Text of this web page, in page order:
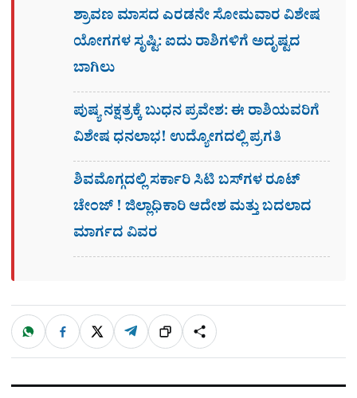
ಶ್ರಾವಣ ಮಾಸದ ಎರಡನೇ ಸೋಮವಾರ ವಿಶೇಷ
ಯೋಗಗಳ ಸೃಷ್ಟಿ: ಐದು ರಾಶಿಗಳಿಗೆ ಅದೃಷ್ಟದ
ಬಾಗಿಲು
ಪುಷ್ಯ ನಕ್ಷತ್ರಕ್ಕೆ ಬುಧನ ಪ್ರವೇಶ: ಈ ರಾಶಿಯವರಿಗೆ
ವಿಶೇಷ ಧನಲಾಭ! ಉದ್ಯೋಗದಲ್ಲಿ ಪ್ರಗತಿ
ಶಿವಮೊಗ್ಗದಲ್ಲಿ ಸರ್ಕಾರಿ ಸಿಟಿ ಬಸ್​ಗಳ ರೂಟ್
ಚೇಂಜ್ ! ಜಿಲ್ಲಾಧಿಕಾರಿ ಆದೇಶ ಮತ್ತು ಬದಲಾದ
ಮಾರ್ಗದ ವಿವರ
ಹಂಚಿಕೊಳ್ಳಿ
W
a
t
p
F
c
e
o
X T
l
e
a
ಲಿಂ
ಕ್
S
h
a